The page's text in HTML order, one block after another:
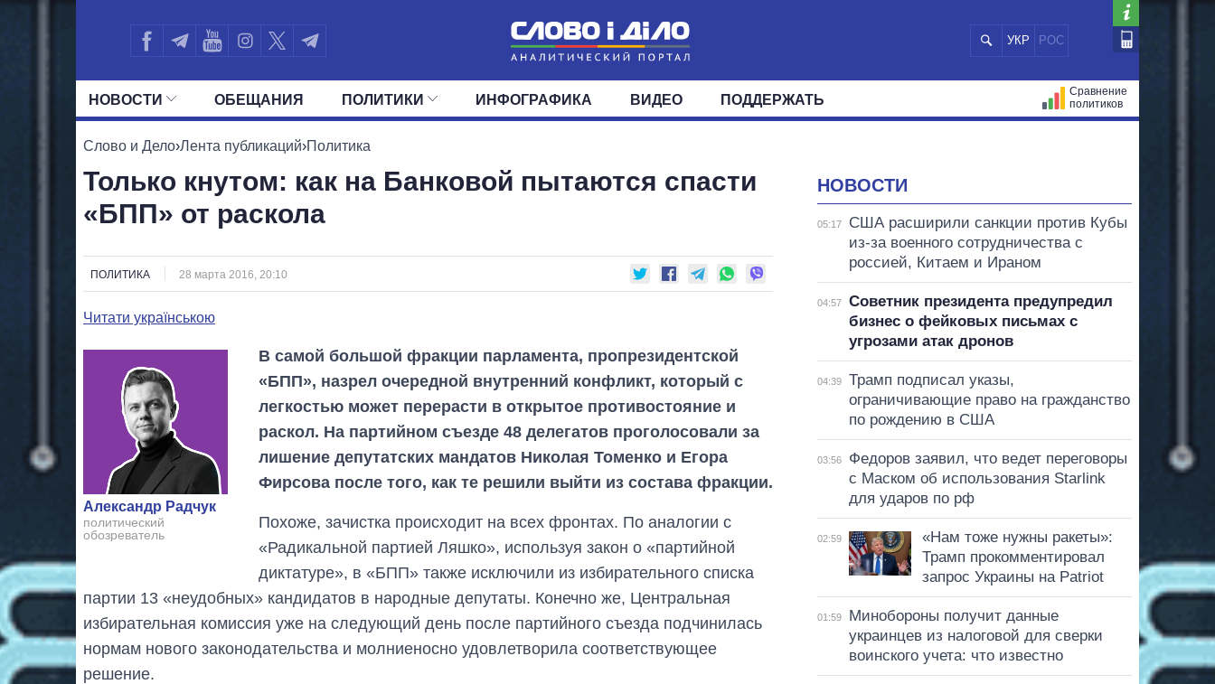
УКР РОС
НОВОСТИ
ПОЛИТИКА ЭКОНОМИКА ОБЩЕСТВО МИР
ОБЕЩАНИЯ ПОЛИТИКИ
ВСЕ ПОЛИТИКИ ПРЕЗИДЕНТ И ОФИС
ДЕПУТАТЫ КОМИТЕТЫ ФРАКЦИИ ОКРУГА
ИНФОГРАФИКА ВИДЕО ПОДДЕРЖАТЬ
Сравнение
политиков
Слово и Дело›Лента публикаций›Политика
Только кнутом: как на Банковой пытаются спасти
«БПП» от раскола
ПОЛИТИКА 28 марта 2016, 20:10
Читати українською
Александр Радчук
политический
обозреватель
В самой большой фракции парламента, пропрезидентской
«БПП», назрел очередной внутренний конфликт, который с
легкостью может перерасти в открытое противостояние и
раскол. На партийном съезде 48 делегатов проголосовали за
лишение депутатских мандатов Николая Томенко и Егора
Фирсова после того, как те решили выйти из состава фракции.
Похоже, зачистка происходит на всех фронтах. По аналогии с
«Радикальной партией Ляшко», используя закон о «партийной
диктатуре», в «БПП» также исключили из избирательного списка
партии 13 «неудобных» кандидатов в народные депутаты. Конечно же, Центральная
избирательная комиссия уже на следующий день после партийного съезда подчинилась
нормам нового законодательства и молниеносно удовлетворила соответствующее
решение.
НОВОСТИ
05:17
США расширили санкции против Кубы
из-за военного сотрудничества с
россией, Китаем и Ираном
04:57
Советник президента предупредил
бизнес о фейковых письмах с
угрозами атак дронов
04:39
Трамп подписал указы,
ограничивающие право на гражданство
по рождению в США
03:56
Федоров заявил, что ведет переговоры
с Маском об использования Starlink
для ударов по рф
02:59
«Нам тоже нужны ракеты»:
Трамп прокомментировал
запрос Украины на Patriot
01:59
Минобороны получит данные
украинцев из налоговой для сверки
воинского учета: что известно